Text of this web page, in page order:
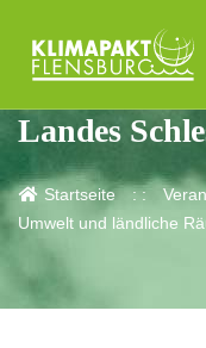
Umwelt und
Landes
Startseite
Umwelt und ländliche